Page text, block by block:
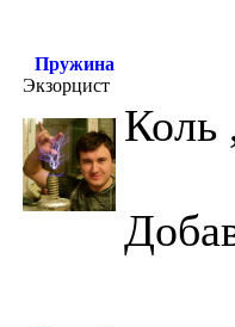
Пружина
Экзорцист
Коль